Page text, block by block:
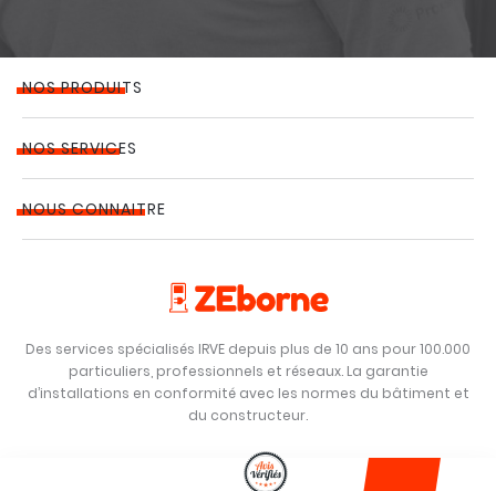
NOS PRODUITS
NOS SERVICES
NOUS CONNAITRE
Des services spécialisés IRVE depuis plus de 10 ans pour 100.000
particuliers, professionnels et réseaux. La garantie
d’installations en conformité avec les normes du bâtiment et
du constructeur.